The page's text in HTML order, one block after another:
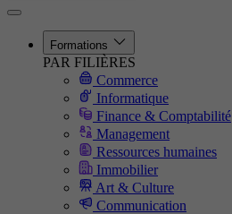
Formations
PAR FILIÈRES
Commerce
Informatique
Finance & Comptabilité
Management
Ressources humaines
Immobilier
Art & Culture
Communication